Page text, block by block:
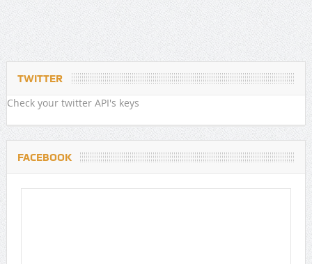
TWITTER
Check your twitter API's keys
FACEBOOK